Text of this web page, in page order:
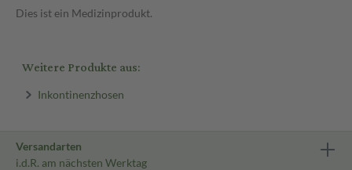
Dies ist ein Medizinprodukt.
Weitere Produkte aus:
Inkontinenzhosen
Versandarten
i.d.R. am nächsten Werktag